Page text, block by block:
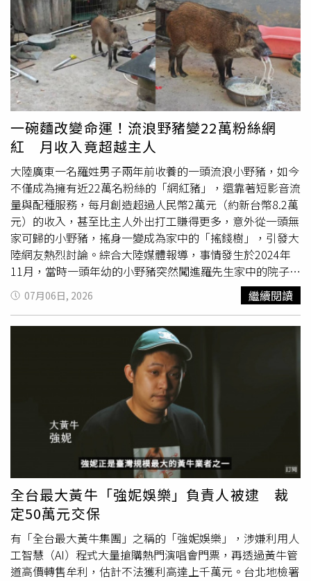
舜也表示，2022年正式加入日立集團後，企業規模與國際
能見度提升，也意味著必須以全球化標準面對市場競爭。目
前客戶占比住宅8成、商辦2成，面對2026至2027年房市盤
整挑戰，雖影響不大，但公司仍積極提高商辦市場的布局，
未來規劃以「新梯（高速電梯）」、「汰舊換新」及「數位
化服務」作為發展核心布局。沈裕舜進一步表示，轉攻商辦
並非單純因為房市景氣，而是商辦有發電機、冷凍機等機電
設備，能讓日立永大一起整合進入智慧建築管理平台。針對
電梯汰舊換新市場，沈裕舜表示，目前日立永大電梯在全國
維保台數超過7.5萬台，其中機齡超過25年的電梯逾1.7萬
台。隨著台灣逐步邁入大規模電梯更新時代，市場對於設備
安全性、可靠性及智慧化功能的需求持續提升，汰舊換新商
機正快速成長，成為未來推動公司營收成長的重要動能之
一。推動老舊電梯更新，不只是設備汰換，更是整體乘梯體
驗與建築價值的升級，希望提供客戶日立最新智慧電梯技術
與數位管理系統，帶來更安全、更便利、更智慧的乘梯體
驗。他也進一步提到，目前碰到很多客戶因為價格等各種因
素將維保委由其他公司服務，不過經常發生控盤遭到置換，
或是保養不到位的情況，導致回頭找原廠時出現難以接手、
或需花更多維修費用的情況，他也經常提醒客戶，可以找其
他公司做服務，但切記原廠控盤不要被取走。
一碗麵改變命運！流浪野豬變22萬粉絲網
紅 月收入竟超越主人
大陸廣東一名羅姓男子兩年前收養的一頭流浪小野豬，如今
不僅成為擁有近22萬名粉絲的「網紅豬」，還靠著短影音流
量與配種服務，每月創造超過人民幣2萬元（約新台幣8.2萬
元）的收入，甚至比主人外出打工賺得更多，意外從一頭無
家可歸的小野豬，搖身一變成為家中的「搖錢樹」，引發大
陸網友熱烈討論。綜合大陸媒體報導，事情發生於2024年
11月，當時一頭年幼的小野豬突然闖進羅先生家中的院子，
不斷翻找食物，看起來餓了許久。羅先生心生不忍，便煮了
一盆麵條餵牠，沒想到小野豬吃完後離開，隔天又準時回來
討食，接著連續第3天再次上門。羅先生擔心牠若繼續在外
浪，不是遭人捕捉，就是可能被宰殺成為盤中飧，因此決
定將牠收養，並以當初餵食的麵條替牠取名為「麵條」。羅
先生原本曾打算，等「麵條」長大一些後再帶回山林野放，
但最後始終沒有成功。動物專家分析，這頭小野豬幼年時很
可能因母豬死亡而失去照顧，在流浪期間接受羅先生餵養
後，早已把對方視為自己的主人，因此始終跟著他生活，不
願再回到野外。羅先生也坦言，相處多年早已培養出深厚感
情，加上擔心牠放生後跑到其他住家覓食，最後恐怕淪為別
人的一餐，因此決定繼續留在身邊照顧。隨著「麵條」逐漸
長大，羅先生開始把牠吃飯、散步、玩耍及與家人互動的生
活日常拍成短影音，分享到抖音等社群平台，沒想到意外爆
紅，目前已累積近22萬名粉絲，也為他帶來穩定的流量收
益。不少養豬場與民眾看上「麵條」的體格與健康狀況，陸
續詢問是否能提供配種服務，甚至有許多網友留言，希望自
家母豬也能與牠配種。羅先生透露，最近就有豬場老闆將
07月06日, 2026 繼續閱讀
全台最大黃牛「強妮娛樂」負責人被逮 裁
定50萬元交保
有「全台最大黃牛集團」之稱的「強妮娛樂」，涉嫌利用人
工智慧（AI）程式大量搶購熱門演唱會門票，再透過黃牛管
道高價轉售牟利，估計不法獲利高達上千萬元。台北地檢署